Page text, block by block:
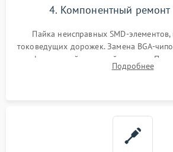
4. Компонентный ремонт
Пайка неисправных SMD-элементов,
токоведущих дорожек. Замена BGA-
инфракрасной паяльной станции.
BIOS или замена поврежденных
Подробнее